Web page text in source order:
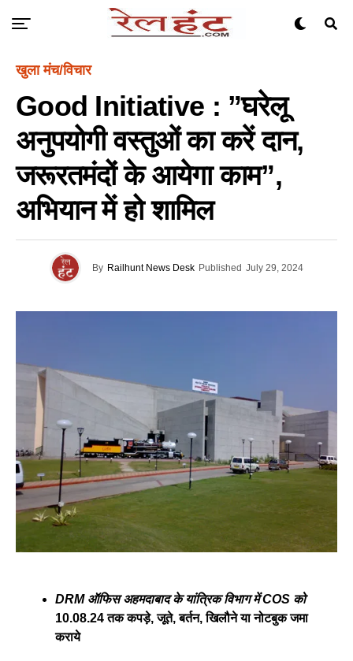
खुला मंच/विचार
Good Initiative : ”घरेलू
अनुपयोगी वस्तुओं का करें दान,
जरूरतमंदों के आयेगा काम”,
अभियान में हो शामिल
By Railhunt News Desk Published July 29, 2024
DRM ऑफिस अहमदाबाद के यांत्रिक विभाग में COS को
10.08.24 तक कपड़े, जूते, बर्तन, खिलौने या नोटबुक जमा
कराये